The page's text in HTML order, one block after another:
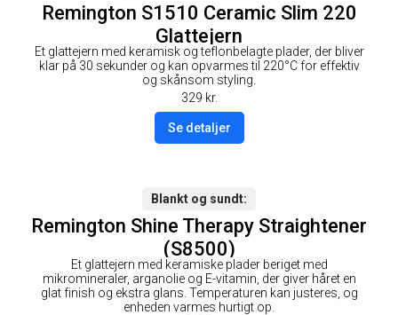
Remington S1510 Ceramic Slim 220
Glattejern
Et glattejern med keramisk og teflonbelagte plader, der bliver
klar på 30 sekunder og kan opvarmes til 220°C for effektiv
og skånsom styling.
329 kr.
Se detaljer
Blankt og sundt
Remington Shine Therapy Straightener
(S8500)
Et glattejern med keramiske plader beriget med
mikromineraler, arganolie og E-vitamin, der giver håret en
glat finish og ekstra glans. Temperaturen kan justeres, og
enheden varmes hurtigt op.